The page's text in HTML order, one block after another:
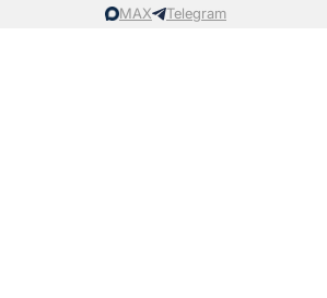
MAX Telegram